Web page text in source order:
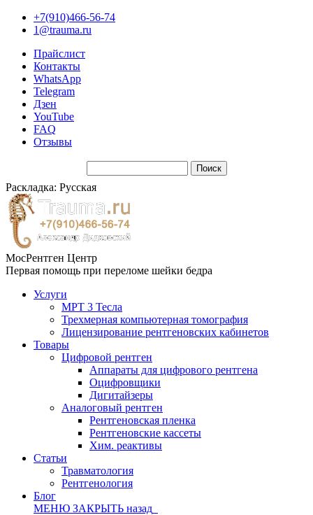
+7(910)466-56-74
1@trauma.ru
Прайслист
Контакты
WhatsApp
Telegram
Дзен
YouTube
FAQ
Отзывы
Раскладка: Русская
МосРентген Центр
Первая помощь при переломе шейки бедра
Услуги
МРТ 3 Тесла
Трехмерная компьютерная томография
Лицензирование рентгеновских кабинетов
Товары
Цифровой рентген
Аппараты для цифрового рентгена
Оцифровщики
Дигитайзеры
Аналоговый рентген
Рентгеновская пленка
Рентгеновские кассеты
Хим. реактивы
Статьи
Травматология
Рентгенология
Блог
МЕНЮ ЗАКРЫТЬ назад